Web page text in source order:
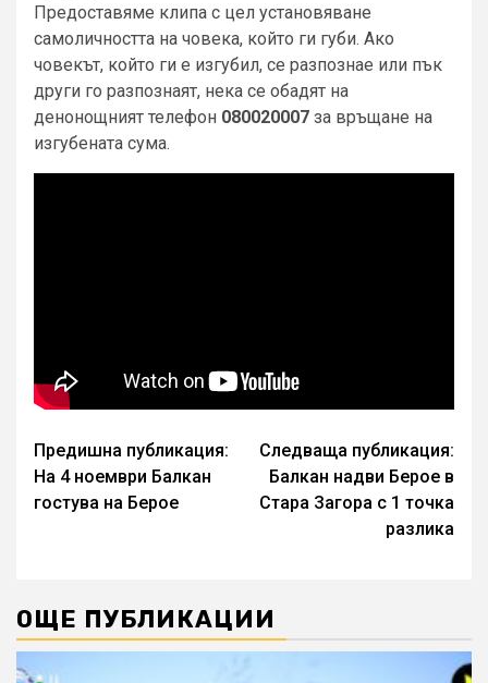
Предоставяме клипа с цел установяване
самоличността на човека, който ги губи. Ако
човекът, който ги е изгубил, се разпознае или пък
други го разпознаят, нека се обадят на
денонощният телефон 080020007 за връщане на
изгубената сума.
Continue
Reading
Предишна публикация:
На 4 ноември Балкан
гостува на Берое
Следваща публикация:
Балкан надви Берое в
Стара Загора с 1 точка
разлика
ОЩЕ ПУБЛИКАЦИИ